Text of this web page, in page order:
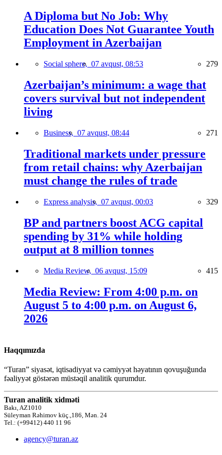
A Diploma but No Job: Why
Education Does Not Guarantee Youth
Employment in Azerbaijan
Social sphere, 07 avqust, 08:53 279
Azerbaijan’s minimum: a wage that
covers survival but not independent
living
Business, 07 avqust, 08:44 271
Traditional markets under pressure
from retail chains: why Azerbaijan
must change the rules of trade
Express analysis, 07 avqust, 00:03 329
BP and partners boost ACG capital
spending by 31% while holding
output at 8 million tonnes
Media Review, 06 avqust, 15:09 415
Media Review: From 4:00 p.m. on
August 5 to 4:00 p.m. on August 6,
2026
Haqqımızda
“Turan” siyasət, iqtisadiyyat və cəmiyyət həyatının qovuşuğunda
fəaliyyət göstərən müstəqil analitik qurumdur.
Turan analitik xidməti
Bakı, AZ1010
Süleyman Rəhimov küç.,186, Mən. 24
Tel.: (+99412) 440 11 96
agency@turan.az